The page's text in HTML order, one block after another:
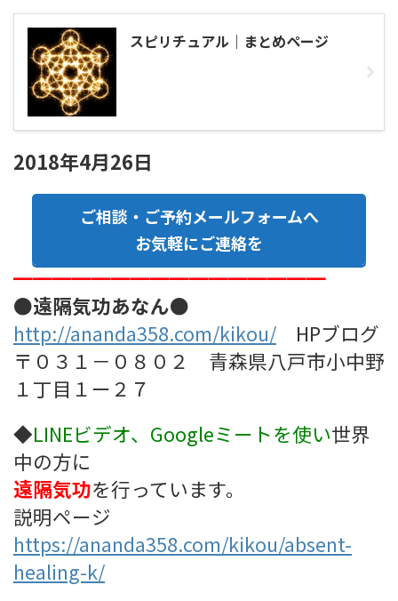
スピリチュアル｜まとめページ
2018年4月26日
ご相談・ご予約メールフォームへ
お気軽にご連絡を
━━━━━━━━━━━━━━━━
●遠隔気功あなん●
http://ananda358.com/kikou/ HPブログ
〒０３１－０８０２ 青森県八戸市小中野
１丁目１ー２７
◆LINEビデオ、Googleミートを使い世界
中の方に
遠隔気功を行っています。
説明ページ
https://ananda358.com/kikou/absent-
healing-k/